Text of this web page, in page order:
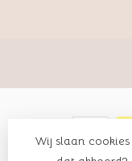
Wij slaan cookies